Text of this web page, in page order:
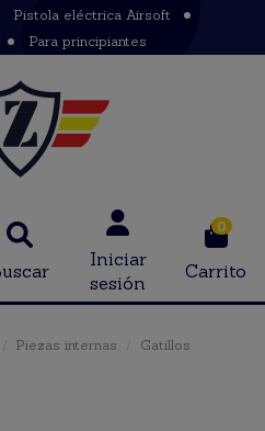
Pistola eléctrica Airsoft
Para principiantes
Iniciar
sesión
0
Carrito
Piezas internas Gatillos